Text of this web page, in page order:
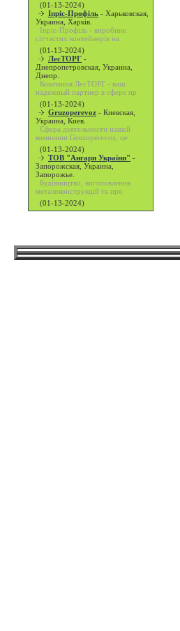
(01-13-2024)
Іпріс-Профіль - Харьковская,
Украина, Харків.
Іпріс-Профіль - виробник
сітчастих контейнерів на
(01-13-2024)
ЛесТОРГ -
Днепропетровская, Украина,
Днепр.
Компания ЛесТОРГ - ваш
надежный партнер в сфере пр
(01-13-2024)
Gruzoperevoz - Киевская,
Украина, Киев.
Сфера деятельности нашей
компании Gruzoperevoz, це
(01-13-2024)
ТОВ "Ангари України" -
Запорожская, Украина,
Запорожье.
Будівництво, виготовлення
металоконструкцій та про
(01-13-2024)